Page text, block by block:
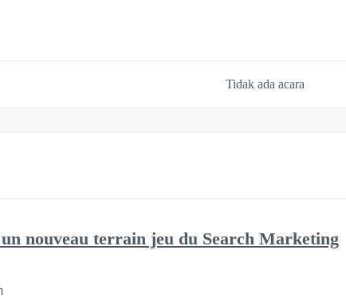
Tidak ada acara
nouveau terrain jeu du Search Marketing